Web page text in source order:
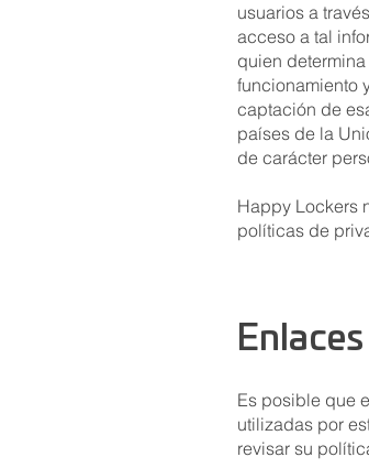
usuarios a
acceso a tal
quien
funcionamiento
captación de
países de la
de carácter
Happy Lockers
políticas de
Es posible que
utilizadas por
revisar su